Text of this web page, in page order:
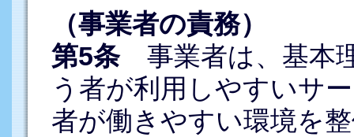
（事業者の責務）
第5条事業者は、基本
う者が利用しやすいサ
者が働きやすい環境を